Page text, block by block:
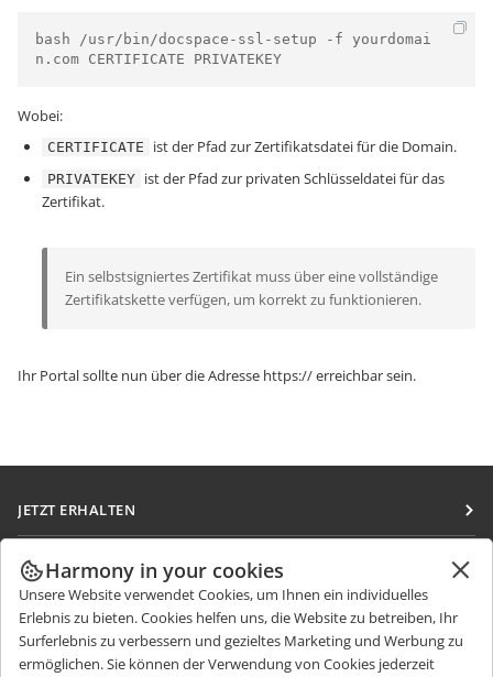
bash /usr/bin/docspace-ssl-setup -f yourdomai
n.com CERTIFICATE PRIVATEKEY
Wobei:
CERTIFICATE ist der Pfad zur Zertifikatsdatei für die Domain.
PRIVATEKEY ist der Pfad zur privaten Schlüsseldatei für das
Zertifikat.
Ein selbstsigniertes Zertifikat muss über eine vollständige
Zertifikatskette verfügen, um korrekt zu funktionieren.
Ihr Portal sollte nun über die Adresse https://erreichbar sein.
JETZT ERHALTEN
Docs
DocSpace
Workspace
Integrations-Apps
ZUSAMMENARBEITEN
Für Mitwirkende
Für Übersetzer
Für Influencer
NACHRICHTEN ERHALTEN
Blog
HILFE ERHALTEN
Harmony in your cookies
Unsere Website verwendet Cookies, um Ihnen ein individuelles
Erlebnis zu bieten. Cookies helfen uns, die Website zu betreiben, Ihr
Surferlebnis zu verbessern und gezieltes Marketing und Werbung zu
ermöglichen. Sie können der Verwendung von Cookies jederzeit